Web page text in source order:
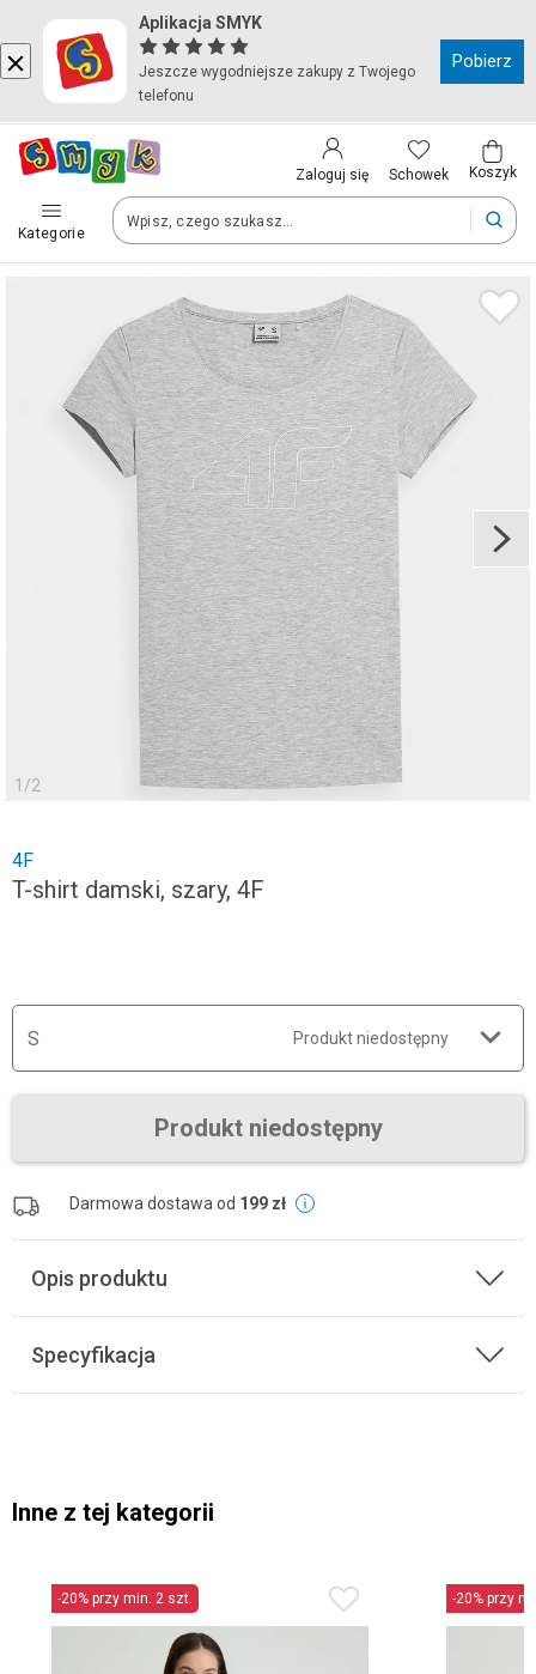
Aplikacja SMYK
Jeszcze wygodniejsze zakupy z Twojego
telefonu
Pobierz
Zaloguj się Schowek Koszyk
Kategorie
Kraj i język
Polska (Poland)
Twoje zamówienia dostarczymy na teren wybranego kraju.
Polski
Po zmianie kraju część produktów może zostać usunięta z
Zapisz
1 /2
4F
T-shirt damski, szary, 4F
S Produkt niedostępny
Produkt niedostępny
Darmowa dostawa od 199 zł
Opis produktu
Specyfikacja
Inne z tej kategorii
-20% przy min. 2 szt. -20% przy